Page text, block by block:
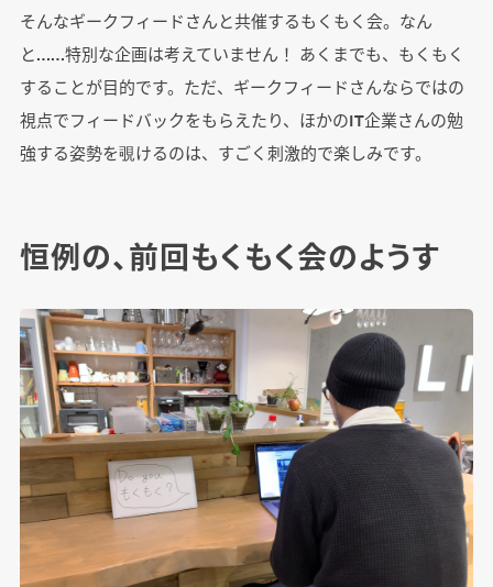
そんなギークフィードさんと共催するもくもく会。なん
と……特別な企画は考えていません！ あくまでも、もくもく
することが目的です。ただ、ギークフィードさんならではの
視点でフィードバックをもらえたり、ほかのIT企業さんの勉
強する姿勢を覗けるのは、すごく刺激的で楽しみです。
恒例の、前回もくもく会のようす